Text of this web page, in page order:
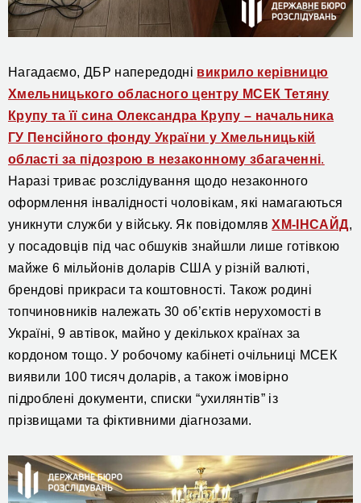
Нагадаємо, ДБР напередодні викрило керівницю
Хмельницького обласного центру МСЕК Тетяну
Крупу та її сина Олександра Крупу – начальника
ГУ Пенсійного фонду України у Хмельницькій
області за підозрою в незаконному збагаченні.
Наразі триває розслідування щодо незаконного
оформлення інвалідності чоловікам, які намагаються
уникнути служби у війську. Як повідомлявХМ-ІНСАЙД,
у посадовців під час обшуків знайшли лише готівкою
майже 6 мільйонів доларів США у різній валюті,
брендові прикраси та коштовності. Також родині
топчиновників належать 30 об’єктів нерухомості в
Україні, 9 автівок, майно у декількох країнах за
кордоном тощо. У робочому кабінетіочільниці МСЕК
виявили 100 тисяч доларів, а також імовірно
підроблені документи, списки “ухилянтів” із
прізвищами та фіктивними діагнозами.